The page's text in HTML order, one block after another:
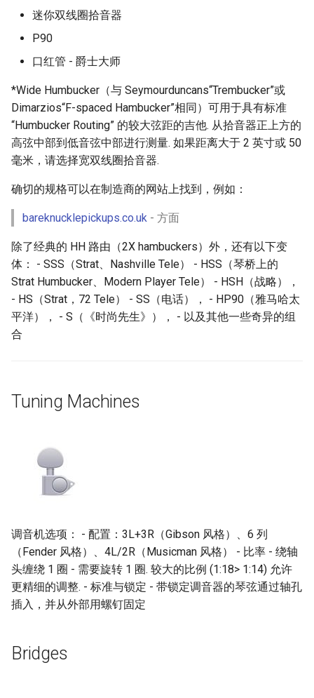
迷你双线圈拾音器
P90
口红管 - 爵士大师
*Wide Humbucker（与 Seymourduncans“Trembucker”或
Dimarzios“F-spaced Hambucker”相同）可用于具有标准
“Humbucker Routing” 的较大弦距的吉他. 从拾音器正上方的
高弦中部到低音弦中部进行测量. 如果距离大于 2 英寸或 50
毫米，请选择宽双线圈拾音器.
确切的规格可以在制造商的网站上找到，例如：
bareknucklepickups.co.uk - 方面
除了经典的 HH 路由（2X hambuckers）外，还有以下变
体： - SSS（Strat、Nashville Tele） - HSS（琴桥上的
Strat Humbucker、Modern Player Tele） - HSH（战略），
- HS（Strat，72 Tele） - SS（电话）， - HP90（雅马哈太
平洋）， - S（《时尚先生》）， - 以及其他一些奇异的组
合
Tuning Machines
调音机选项： - 配置：3L+3R（Gibson 风格）、6 列
（Fender 风格）、4L/2R（Musicman 风格） - 比率 - 绕轴
头缠绕 1 圈 - 需要旋转 1 圈. 较大的比例 (1:18> 1:14) 允许
更精细的调整. - 标准与锁定 - 带锁定调音器的琴弦通过轴孔
插入，并从外部用螺钉固定
Bridges